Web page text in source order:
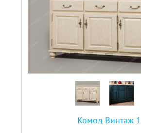
Комод Винтаж 1